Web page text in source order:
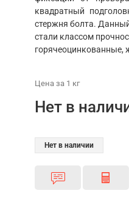
квадратный
стержня болта.
стали классом
горячеоцинкованные,
Цена за 1 кг
Нет в
Нет в наличии